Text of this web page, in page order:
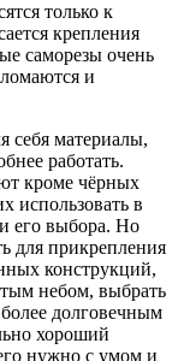
только к
крепления
саморезы очень
и
себя материалы,
работать.
кроме чёрных
использовать в
и его выбора. Но
для прикрепления
конструкций,
небом, выбрать
долговечным
хороший
нужно с умом и